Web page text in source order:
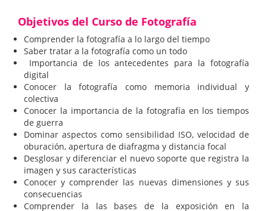
Objetivos del Curso de Fotografía
Comprender la fotografía a lo largo del tiempo
Saber tratar a la fotografía como un todo
Importancia de los antecedentes para la fotografía
digital
Conocer la fotografía como memoria individual y
colectiva
Conocer la importancia de la fotografía en los tiempos
de guerra
Dominar aspectos como sensibilidad ISO, velocidad de
oburación, apertura de diafragma y distancia focal
Desglosar y diferenciar el nuevo soporte que registra la
imagen y sus características
Conocer y comprender las nuevas dimensiones y sus
consecuencias
Comprender la las bases de la exposición en la